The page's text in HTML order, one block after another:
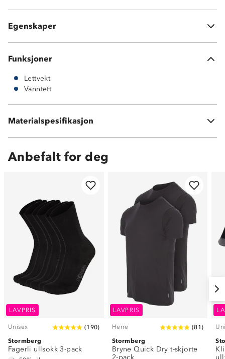
Egenskaper
Forsterket tå- og hælparti
Funksjoner
Lettvekt
Vanntett
Materialspesifikasjon
Vedlikehold: bør rengjøres og impregneres jevnlig
Anbefalt for deg
LAVPRIS
Unisex (190)
Stormberg
Fagerli ullsokk 3-pack
LAVPRIS
Herre (81 )
Stormberg
Bryne Quick Dry t-skjorte
2-pack